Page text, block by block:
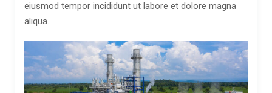
eiusmod tempor incididunt ut labore et dolore magna
aliqua.